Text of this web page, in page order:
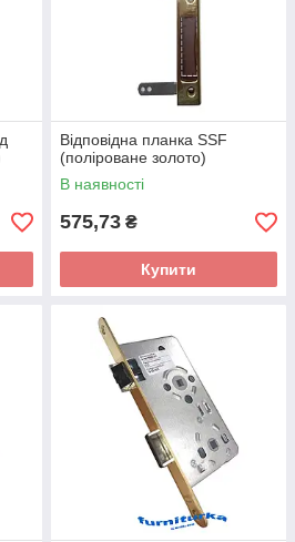
Відповідна планка SSF
(поліроване золото)
В наявності
575,73 ₴
Купити